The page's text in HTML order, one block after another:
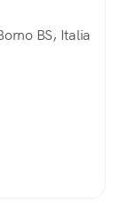
BS, Italia